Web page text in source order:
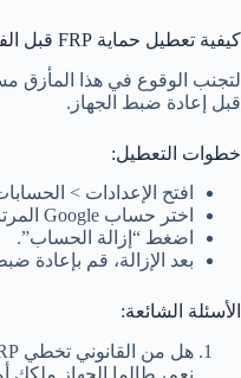
كيفية تعطيل حماية FRP قبل الفورمات
قبل إعادة ضبط الجهاز.
خطوات التعطيل:
افتح الإعدادات >
اختر حساب Google المرتبط بالجهاز.
اضغط “إزالة الحساب”.
بعد الإزالة، قم بإعادة
الأسئلة الشائعة:
هل من القانوني تخطي FRP؟